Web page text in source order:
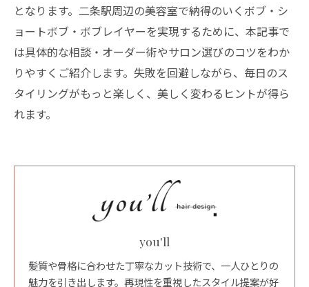
となります。二条駅周辺の美容室で納得のいくボブ・シ
ョートボブ・ボブレイヤーを実現するために、本記事で
は具体的な相談・オーダー術やサロン選びのコツをわか
りやすくご紹介します。失敗を回避しながら、毎日のス
タイリングがもっと楽しく、美しく変わるヒントが得ら
れます。
you'll
髪質や骨格に合わせた丁寧なカット技術で、一人ひとりの
魅力を引き出します。再現性を重視したスタイル提案が好